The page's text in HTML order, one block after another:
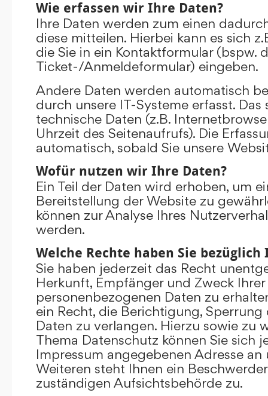
Wie erfassen wir Ihre Daten?
Ihre Daten werden zum einen
diese mitteilen. Hierbei kann es sich
die Sie in ein Kontaktformular (bspw.
Ticket-/Anmeldeformular) eingeben.
Andere Daten werden automatisch
durch unsere IT-Systeme erfasst. Das
technische Daten (z.B.
Uhrzeit des Seitenaufrufs). Die
automatisch, sobald Sie unsere
Wofür nutzen wir Ihre Daten?
Ein Teil der Daten wird erhoben, um
Bereitstellung der Website zu
können zur Analyse Ihres
werden.
Welche Rechte haben Sie bezüglich
Sie haben jederzeit das Recht
Herkunft, Empfänger und Zweck
personenbezogenen Daten zu
ein Recht, die Berichtigung,
Daten zu verlangen. Hierzu sowie zu
Thema Datenschutz können Sie sich
Impressum angegebenen Adresse an
Weiteren steht Ihnen ein
zuständigen Aufsichtsbehörde zu.